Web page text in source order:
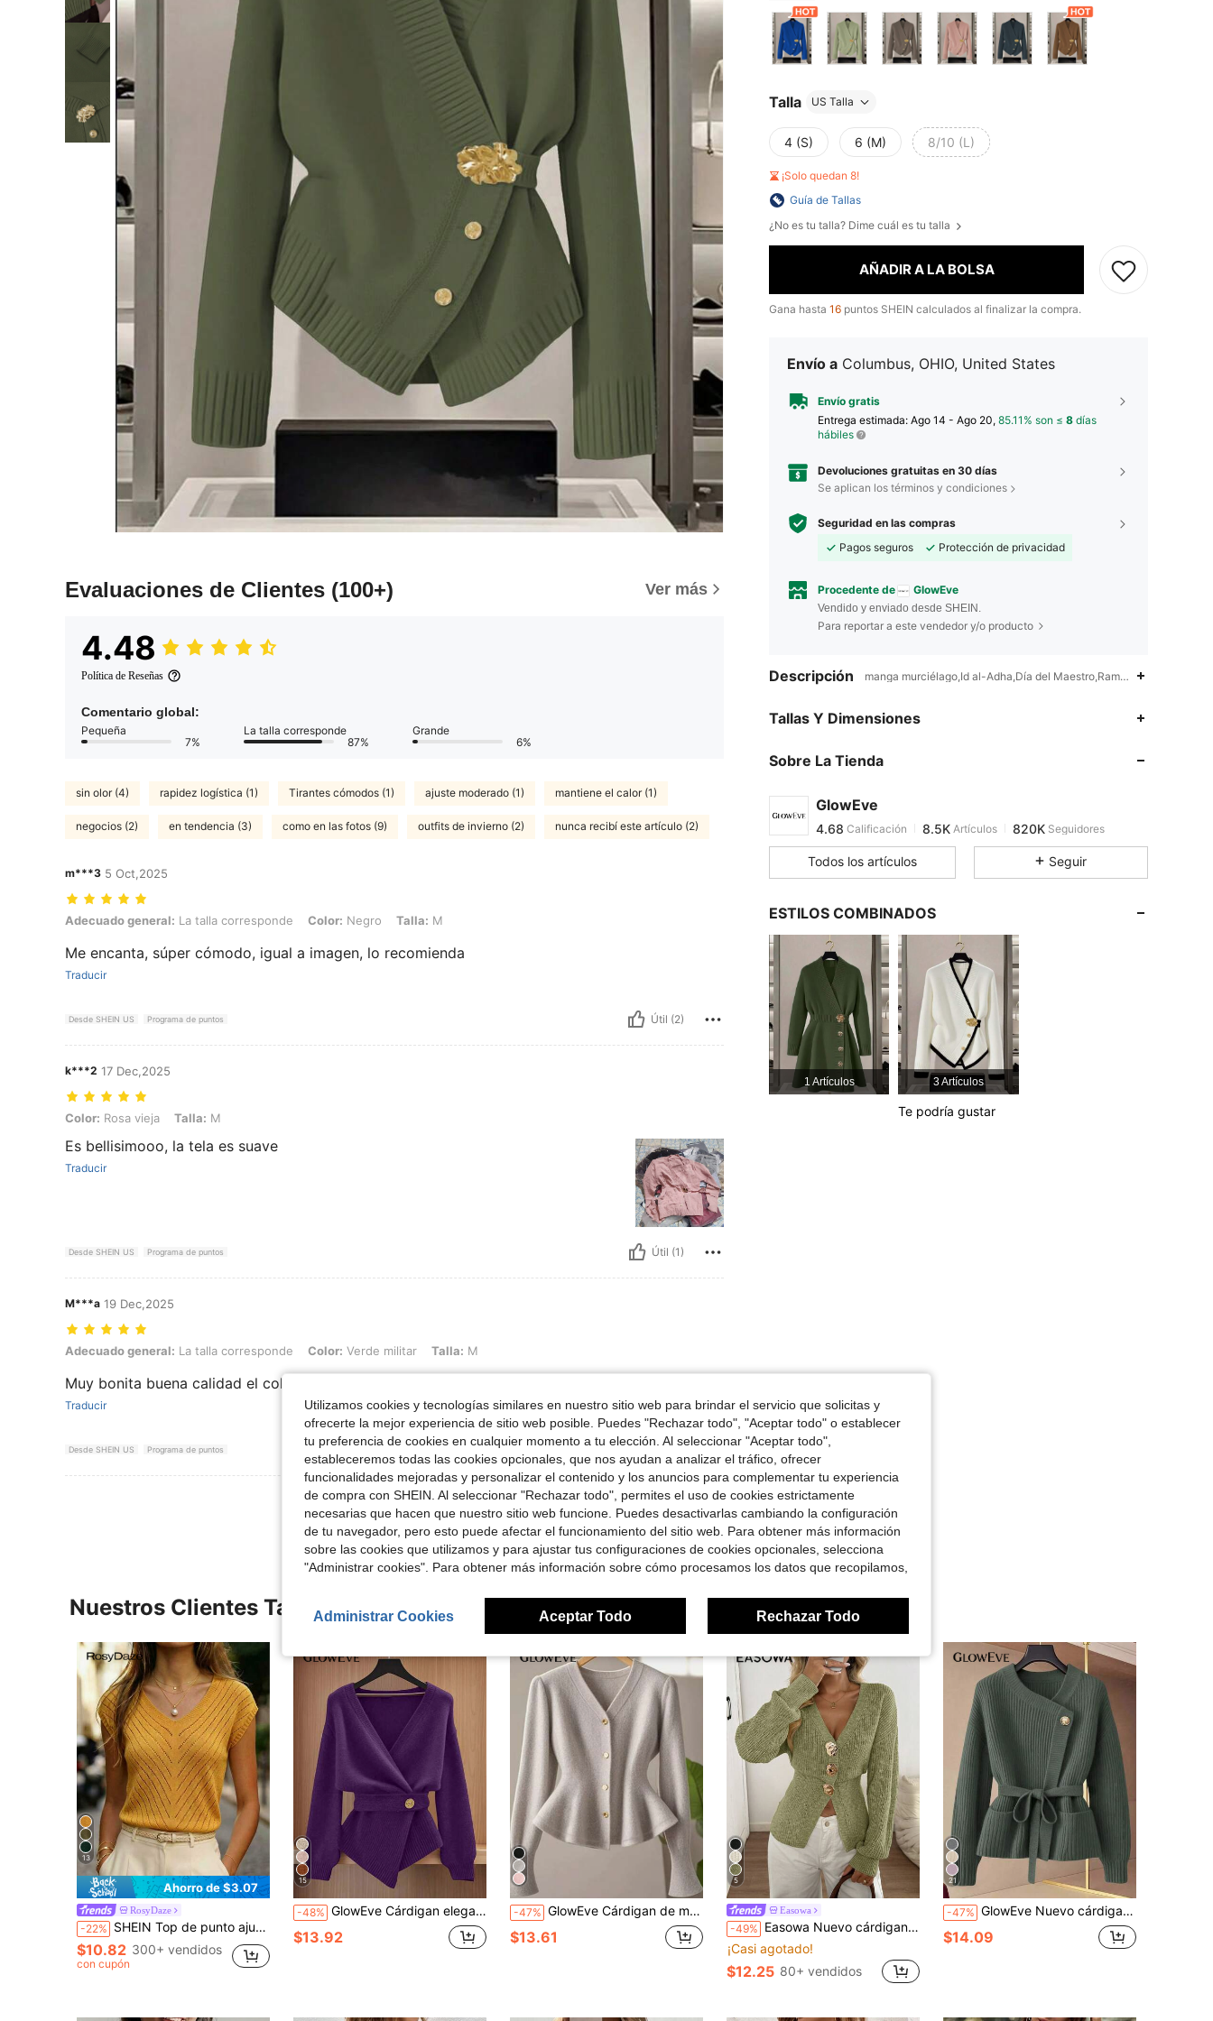
Evaluaciones de Clientes (100+) Ver más
4.48
Política de Reseñas
Comentario global:
Pequeña
7%
La talla corresponde
87%
Grande
6%
sin olor (4) rapidez logística (1) Tirantes cómodos (1) ajuste moderado (1) mantiene el calor (1)
negocios (2) en tendencia (3) como en las fotos (9) outfits de invierno (2) nunca recibí este artículo (2)
m***3 5 Oct,2025
Adecuado general: La talla corresponde, Color: Negro, Talla: M
Adecuado general: La talla corresponde Color: Negro Talla: M
Me encanta, súper cómodo, igual a imagen, lo recomienda
Traducir
Desde SHEIN US Programa de puntos Útil (2)
k***2 17 Dec,2025
Color: Rosa vieja, Talla: M
Color: Rosa vieja Talla: M
Es bellisimooo, la tela es suave
Traducir
Desde SHEIN US Programa de puntos Útil (1)
M***a 19 Dec,2025
Adecuado general: La talla corresponde, Color: Verde militar, Talla: M
Adecuado general: La talla corresponde Color: Verde militar Talla: M
Muy bonita buena calidad el color igual ala imagen
Traducir
Desde SHEIN US Programa de puntos Útil (1)
Ver Más Reseñas
Talla US Talla
4 (S) 6 (M) 8/10 (L)
¡Solo quedan 8!
Guía de Tallas
¿No es tu talla? Dime cuál es tu talla
AÑADIR A LA BOLSA
Gana hasta 16 puntos SHEIN calculados al finalizar la compra.
Envío a Columbus, OHIO, United States
Envío gratis
Entrega estimada: Ago 14 - Ago 20, 85.11% son ≤ 8 días
hábiles
Devoluciones gratuitas en 30 días
Se aplican los términos y condiciones
Seguridad en las compras
Pagos seguros
Protección de privacidad
Procedente de GlowEve
Vendido y enviado desde SHEIN.
Para reportar a este vendedor y/o producto
Descripción manga murciélago,Id al-Adha,Día del Maestro,Ramadan,Oficina
Tallas Y Dimensiones
Sobre La Tienda
GlowEve
4.68
4.68
r***4pagó Hace 7 horas
4.68
4.68 8.5K 820K
4.68 8.5K 820K
4.68 8.5K 820K
Todos los artículos Seguir
ESTILOS COMBINADOS
1 Artículos 3 Artículos
Te podría gustar
Nuestros Clientes También Vieron
13
Ahorro de $3.07
RosyDaze
-22% SHEIN Top de punto ajustado casual con cuello en V, manga corta tipo casquillo y calado, color albaricoque, para mujer, primavera/verano
$10.82 300+ vendidos
con cupón
15
-48% GlowEve Cárdigan elegante de mujer con bajo asimétrico, otoño/invierno
$13.92
-47% GlowEve Cárdigan de mujer con cuello en V, botones metálicos, cintura con volantes y mangas extra largas
$13.61
5
Easowa
-49% Easowa Nuevo cárdigan elegante de otoño para mujer con hombros caídos y cintura ceñida
¡Casi agotado!
$12.25 80+ vendidos
21
-47% GlowEve Nuevo cárdigan de cuello en V para mujer, estilo europeo y americano de bloqueo de color, elegante y minimalista, top de punto de moda
$14.09
Utilizamos cookies y tecnologías similares en nuestro sitio web para brindar el servicio que solicitas y
ofrecerte la mejor experiencia de sitio web posible. Puedes "Rechazar todo", "Aceptar todo" o establecer
tu preferencia de cookies en cualquier momento a tu elección. Al seleccionar "Aceptar todo",
estableceremos todas las cookies opcionales, que nos ayudan a analizar el tráfico, ofrecer
funcionalidades mejoradas y personalizar el contenido y los anuncios para complementar tu experiencia
de compra con SHEIN. Al seleccionar "Rechazar todo", permites el uso de cookies estrictamente
necesarias que hacen que nuestro sitio web funcione. Puedes desactivarlas cambiando la configuración
de tu navegador, pero esto puede afectar el funcionamiento del sitio web. Para obtener más información
sobre las cookies que utilizamos y para ajustar tus configuraciones de cookies opcionales, selecciona
"Administrar cookies". Para obtener más información sobre cómo procesamos los datos que recopilamos,
Administrar Cookies Aceptar Todo Rechazar Todo